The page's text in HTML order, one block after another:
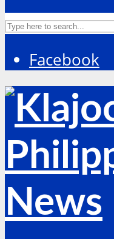
Facebook